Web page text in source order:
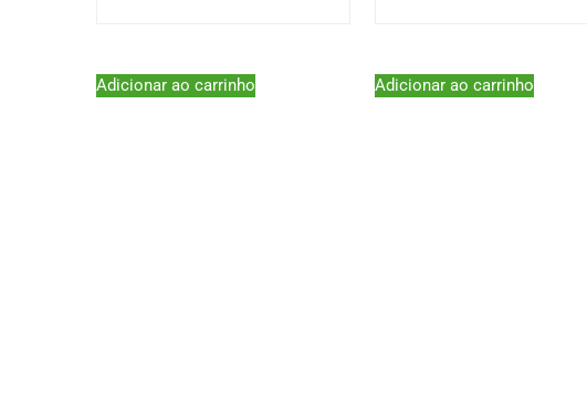
Adicionar ao carrinho Adicionar ao carrinho